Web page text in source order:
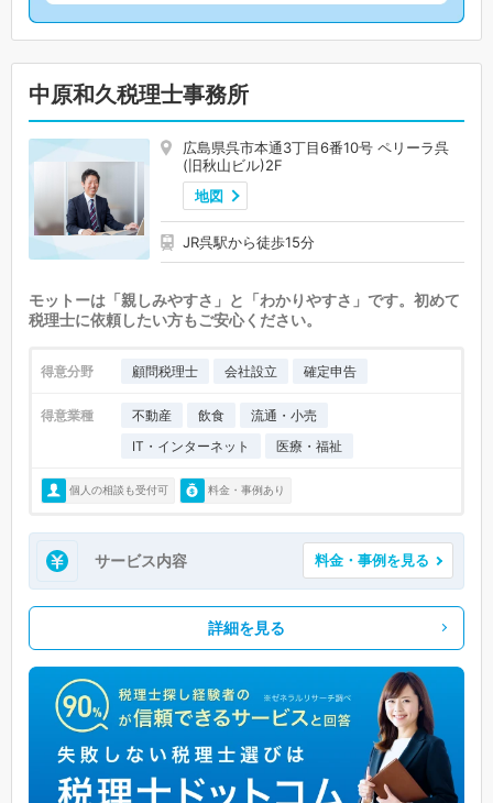
中原和久税理士事務所
広島県呉市本通3丁目6番10号 ペリーラ呉
(旧秋山ビル)2F
地図
JR呉駅から徒歩15分
モットーは「親しみやすさ」と「わかりやすさ」です。初めて
税理士に依頼したい方もご安心ください。
得意分野 顧問税理士 会社設立 確定申告
得意業種 不動産 飲食
流通・小売
IT・インターネット
医療・福祉
個人の相談も受付可 料金・事例あり
サービス内容 料金・事例を見る
詳細を見る